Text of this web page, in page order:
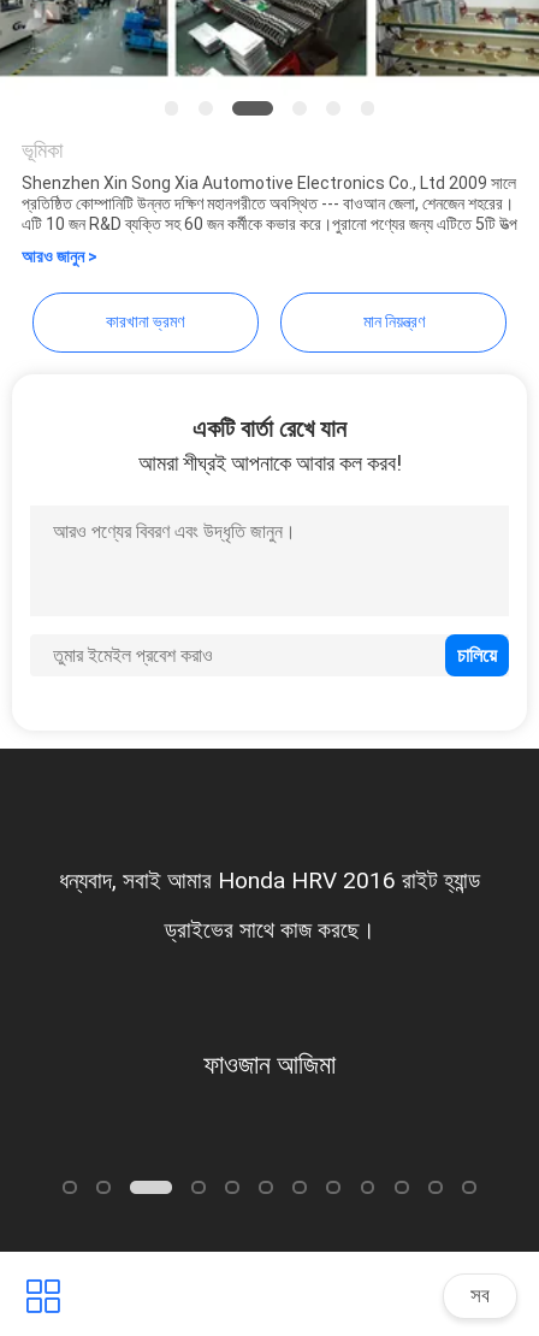
খবর
সাইট
ম্যাপ
PRIVACY
POLICY
Shenzhen Xinsongxia
Automobile Electron Co.,Ltd
ভূমিকা
Shenzhen Xin Song Xia Automotive Electronics Co., Ltd 2009 সালে
প্রতিষ্ঠিত কোম্পানিটি উন্নত দক্ষিণ মহানগরীতে অবস্থিত --- বাওআন জেলা, শেনজেন শহরের।
এটি 10 ​​জন R&D ব্যক্তি সহ 60 জন কর্মীকে কভার করে।পুরানো পণ্যের জন্য এটিতে 5টি উত্প
আরও জানুন >
কারখানা ভ্রমণ মান নিয়ন্ত্রণ
একটি বার্তা রেখে যান
আমরা শীঘ্রই আপনাকে আবার কল করব!
ধন্যবাদ, সবাই আমার Honda HRV 2016 রাইট হ্যান্ড
ড্রাইভের সাথে কাজ করছে।
ফাওজান আজিমা
সব